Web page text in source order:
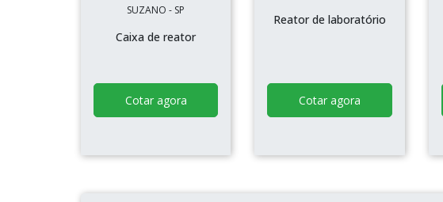
SUZANO - SP
Caixa de reator
Cotar agora
Reator de laboratório
Cotar agora